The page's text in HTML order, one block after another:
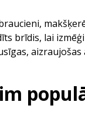
brīdis, lai